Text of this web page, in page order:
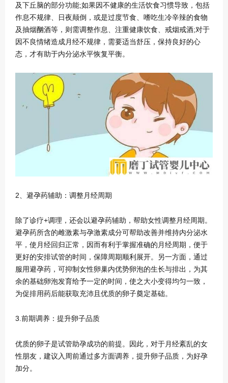
及下丘脑的部分功能;如果因不健康的生活饮食习惯导致，包括
作息不规律、日夜颠倒，或是过度节食、嗜吃生冷辛辣的食物
及抽烟酗酒等，则需调整作息、注重健康饮食、戒烟戒酒;对于
因不良情绪造成月经不规律，需要适当舒压，保持良好的心
态，才有助于内分泌水平恢复平衡。
2、避孕药辅助：调整月经周期
除了诊疗+调理，还会以避孕药辅助，帮助女性调整月经周期。
避孕药所含的雌激素与孕激素成分可帮助改善并维持内分泌水
平，使月经回归正常，因而有利于掌握准确的月经周期，便于
更好的安排试管的时间，保障周期顺利展开。另一方面，通过
服用避孕药，可抑制女性卵巢内优势卵泡的生长与排出，为其
余的基础卵泡发育给予一定的时间，使之大小变得均匀一致，
为促排用药后能获取充沛且优质的卵子奠定基础。
3.前期调养：提升卵子品质
优质的卵子是试管助孕成功的前提。因此，对于月经紊乱的女
性朋友，建议入周前通过多方面调养，提升卵子品质，为好孕
加分。